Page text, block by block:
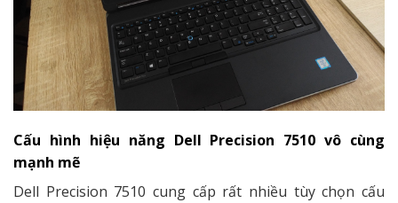
Cấu hình hiệu năng Dell Precision 7510 vô cùng
mạnh mẽ
Dell Precision 7510 cung cấp rất nhiều tùy chọn cấu